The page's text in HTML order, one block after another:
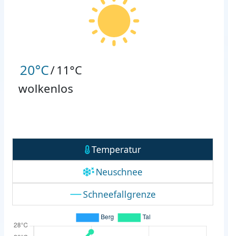
20°C/11°C
wolkenlos
Temperatur
Neuschnee
Schneefallgrenze